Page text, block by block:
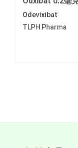
Odevixibat
TLPH Pharma